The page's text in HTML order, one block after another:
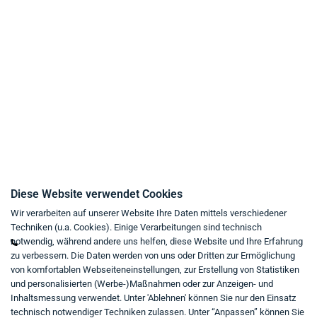
Mo - Fr von 9:00 bis 18:00 Uhr
+49 234 333 6721-0
shop@think-about.it
Kontaktieren Sie uns
Folgen Sie uns:
Diese Website verwendet Cookies
Wir verarbeiten auf unserer Website Ihre Daten mittels verschiedener
Techniken (u.a. Cookies). Einige Verarbeitungen sind technisch
notwendig, während andere uns helfen, diese Website und Ihre Erfahrung
zu verbessern. Die Daten werden von uns oder Dritten zur Ermöglichung
von komfortablen Webseiteneinstellungen, zur Erstellung von Statistiken
und personalisierten (Werbe-)Maßnahmen oder zur Anzeigen- und
Inhaltsmessung verwendet. Unter 'Ablehnen' können Sie nur den Einsatz
technisch notwendiger Techniken zulassen. Unter “Anpassen” können Sie